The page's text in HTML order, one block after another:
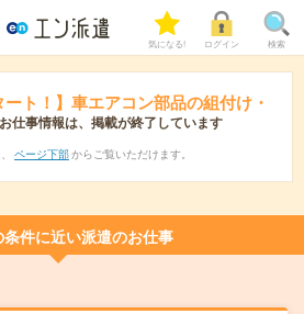
気になる! ログイン 検索
ート！】車エアコン部品の組付け・
仕事情報は、掲載が終了しています
ページ下部 からご覧いただけます。
条件に近い派遣のお仕事